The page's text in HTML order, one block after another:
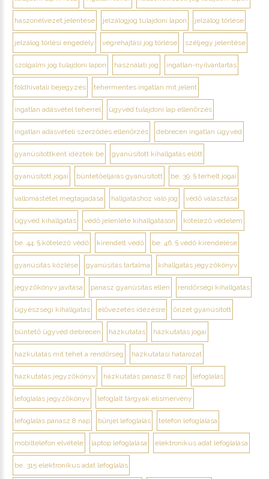
haszonélvezet jelentése jelzálogjog tulajdoni lapon jelzálog törlése
jelzálog törlési engedély végrehajtási jog törlése széljegy jelentése
szolgalmi jog tulajdoni lapon használati jog ingatlan-nyilvántartás
földhivatali bejegyzés tehermentes ingatlan mit jelent
ingatlan adásvétel teherrel ügyvéd tulajdoni lap ellenőrzés
ingatlan adásvételi szerződés ellenőrzés debrecen ingatlan ügyvéd
gyanúsítottként idéztek be gyanúsított kihallgatás előtt
gyanúsított jogai büntetőeljárás gyanúsított be. 39. § terhelt jogai
vallomástétel megtagadása hallgatáshoz való jog védő választása
ügyvéd kihallgatás védő jelenléte kihallgatáson kötelező védelem
be. 44. § kötelező védő kirendelt védő be. 46. § védő kirendelése
gyanúsítás közlése gyanúsítás tartalma kihallgatás jegyzőkönyv
jegyzőkönyv javítása panasz gyanúsítás ellen rendőrségi kihallgatás
ügyészségi kihallgatás elővezetés idézésre őrizet gyanúsított
büntető ügyvéd debrecen házkutatás házkutatás jogai
házkutatás mit tehet a rendőrség házkutatási határozat
házkutatás jegyzőkönyv házkutatás panasz 8 nap lefoglalás
lefoglalás jegyzőkönyv lefoglalt tárgyak elismervény
lefoglalás panasz 8 nap bűnjel lefoglalás telefon lefoglalása
mobiltelefon elvétele laptop lefoglalása elektronikus adat lefoglalása
be. 315 elektronikus adat lefoglalás